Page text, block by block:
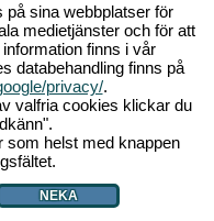
|Funktionerna|
|Regler|Forum| Support|
|Webbläsarspel - upjers.com
på sina webbplatser för
medietjänster och för att
finns i vår
databehandling finns på
privacy/.
valfria cookies klickar du
som helst med knappen
NEKA